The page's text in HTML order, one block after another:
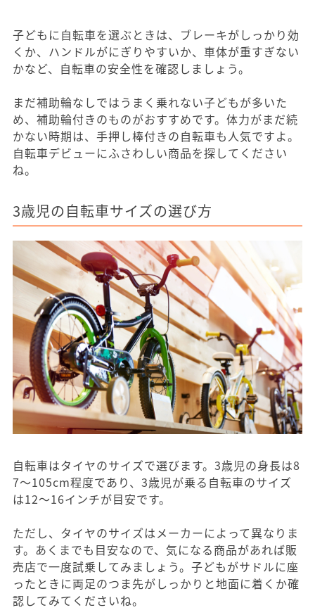
子どもに自転車を選ぶときは、ブレーキがしっかり効
くか、ハンドルがにぎりやすいか、車体が重すぎない
かなど、自転車の安全性を確認しましょう。
まだ補助輪なしではうまく乗れない子どもが多いた
め、補助輪付きのものがおすすめです。体力がまだ続
かない時期は、手押し棒付きの自転車も人気ですよ。
自転車デビューにふさわしい商品を探してください
ね。
3歳児の自転車サイズの選び方
自転車はタイヤのサイズで選びます。3歳児の身長は8
7～105cm程度であり、3歳児が乗る自転車のサイズ
は12～16インチが目安です。
ただし、タイヤのサイズはメーカーによって異なりま
す。あくまでも目安なので、気になる商品があれば販
売店で一度試乗してみましょう。子どもがサドルに座
ったときに両足のつま先がしっかりと地面に着くか確
認してみてくださいね。